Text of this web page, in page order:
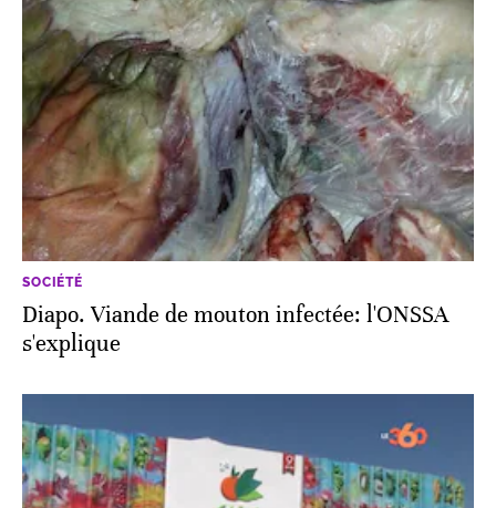
SOCIÉTÉ
Diapo. Viande de mouton infectée: l'ONSSA
s'explique